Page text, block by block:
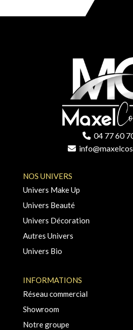
04 77 60
NOS UNIVERS
Univers Make Up
Univers Beauté
Univers Décoration
Autres Univers
Univers Bio
INFORMATIONS
Réseau commercial
Showroom
Notre groupe